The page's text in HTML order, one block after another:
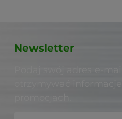
Newsletter